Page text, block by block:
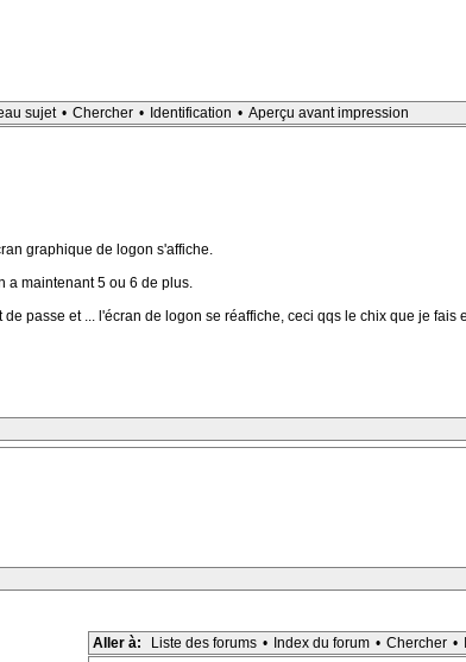
sujet • Chercher • Identification • Aperçu avant impression
graphique de logon s'affiche.
a maintenant 5 ou 6 de plus.
passe et ... l'écran de logon se réaffiche, ceci qqs le chix que je fais
Aller à: Liste des forums • Index du forum • Chercher •